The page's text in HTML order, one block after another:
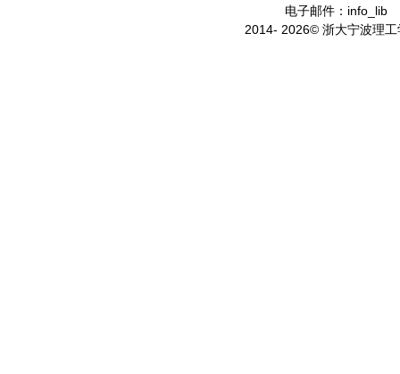
电子邮件：info_lib
2014- 2026© 浙大宁波理工